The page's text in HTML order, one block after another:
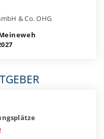
& Co. OHG